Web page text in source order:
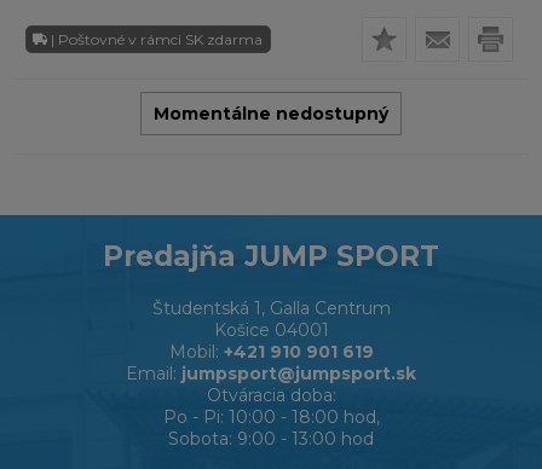
| Poštovné v rámci SK zdarma
Momentálne nedostupný
Predajňa JUMP SPORT
Študentská 1, Galla Centrum
Košice 04001
Mobil: +421 910 901 619
Email: jumpsport@jumpsport.sk
Otváracia doba:
Po - Pi: 10:00 - 18:00 hod,
Sobota: 9:00 - 13:00 hod